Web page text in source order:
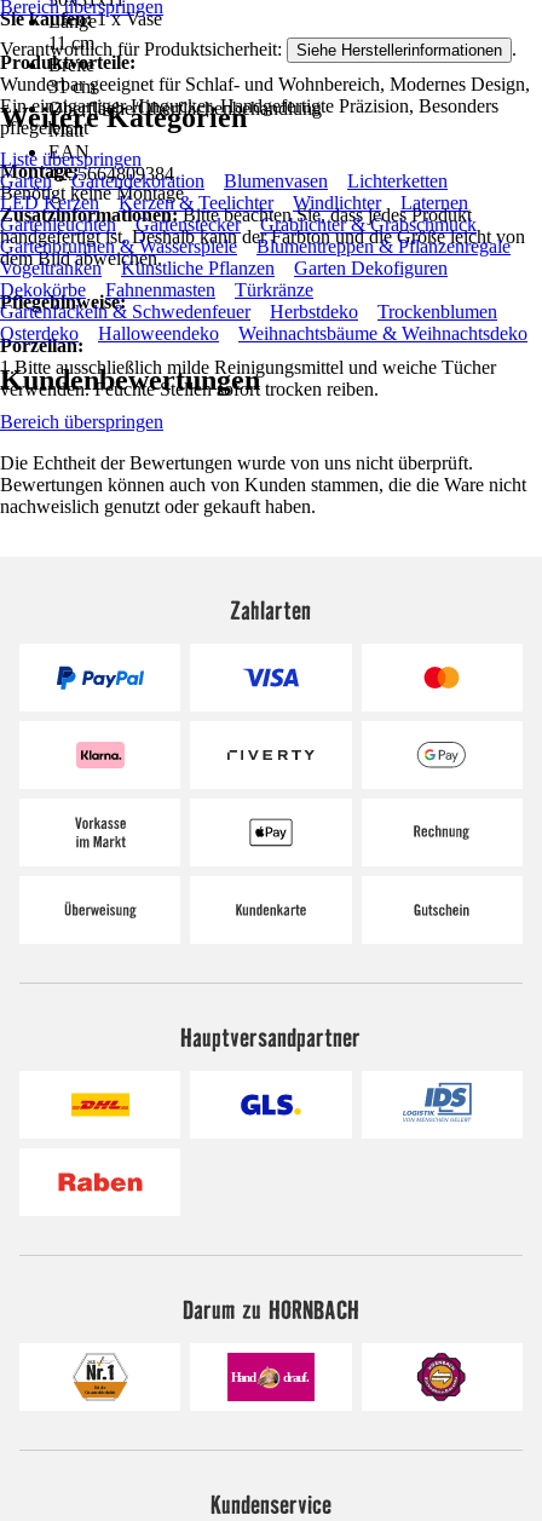
Länge
11 cm
Breite
31 cm
Oberfläche/Oberflächenbehandlung
Matt
EAN
4255664809384
Sie kaufen:1 x Vase
Produktvorteile:
Wunderbar geeignet für Schlaf- und Wohnbereich, Modernes Design,
Ein einzigartiger Hingucker, Handgefertigte Präzision, Besonders
pflegeleicht
Montage:
Benötigt keine Montage
Zusatzinformationen:Bitte beachten Sie, dass jedes Produkt
handgefertigt ist. Deshalb kann der Farbton und die Größe leicht von
dem Bild abweichen.
Pflegehinweise:
Porzellan:
1.Bitte ausschließlich milde Reinigungsmittel und weiche Tücher
verwenden. Feuchte Stellen sofort trocken reiben.
Bereich überspringen
Verantwortlich für Produktsicherheit: Siehe Herstellerinformationen .
Weitere Kategorien
Liste überspringen
Garten
Gartendekoration Blumenvasen
Lichterketten
LED Kerzen
Kerzen & Teelichter Windlichter
Laternen
Gartenleuchten
Gartenstecker
Grablichter & Grabschmuck
Gartenbrunnen & Wasserspiele
Blumentreppen & Pflanzenregale
Vogeltränken
Künstliche Pflanzen
Garten Dekofiguren
Dekokörbe
Fahnenmasten
Türkränze
Gartenfackeln & Schwedenfeuer
Herbstdeko
Trockenblumen
Osterdeko
Halloweendeko Weihnachtsbäume & Weihnachtsdeko
Kundenbewertungen
Bereich überspringen
Die Echtheit der Bewertungen wurde von uns nicht überprüft.
Bewertungen können auch von Kunden stammen, die die Ware nicht
nachweislich genutzt oder gekauft haben.
Zahlarten
Hauptversandpartner
Darum zu HORNBACH
Kundenservice